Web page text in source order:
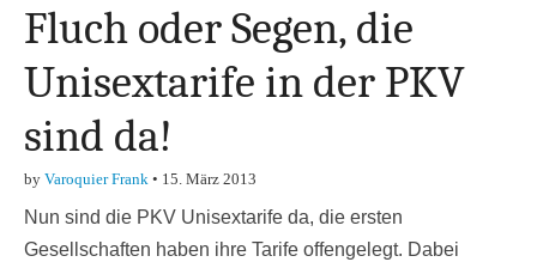
Fluch oder Segen, die
Unisextarife in der PKV
sind da!
by Varoquier Frank • 15. März 2013
Nun sind die PKV Unisextarife da, die ersten
Gesellschaften haben ihre Tarife offengelegt. Dabei